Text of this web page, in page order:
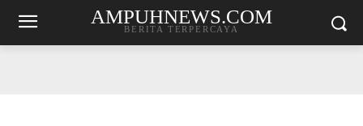
AMPUHNEWS.COM
BERITA TERPERCAYA